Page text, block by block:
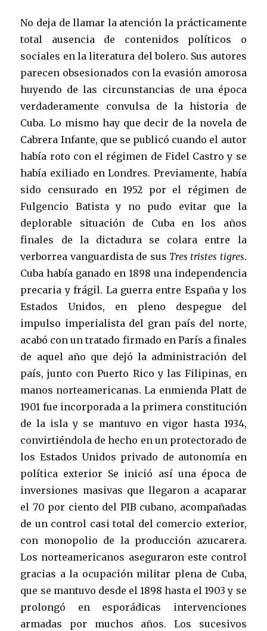
No deja de llamar la atención la prácticamente
total ausencia de contenidos políticos o
sociales en la literatura del bolero. Sus autores
parecen obsesionados con la evasión amorosa
huyendo de las circunstancias de una época
verdaderamente convulsa de la historia de
Cuba. Lo mismo hay que decir de la novela de
Cabrera Infante, que se publicó cuando el autor
había roto con el régimen de Fidel Castro y se
había exiliado en Londres. Previamente, había
sido censurado en 1952 por el régimen de
Fulgencio Batista y no pudo evitar que la
deplorable situación de Cuba en los años
finales de la dictadura se colara entre la
verborrea vanguardista de sus Tres tristes tigres.
Cuba había ganado en 1898 una independencia
precaria y frágil. La guerra entre España y los
Estados Unidos, en pleno despegue del
impulso imperialista del gran país del norte,
acabó con un tratado firmado en París a finales
de aquel año que dejó la administración del
país, junto con Puerto Rico y las Filipinas, en
manos norteamericanas. La enmienda Platt de
1901 fue incorporada a la primera constitución
de la isla y se mantuvo en vigor hasta 1934,
convirtiéndola de hecho en un protectorado de
los Estados Unidos privado de autonomía en
política exterior Se inició así una época de
inversiones masivas que llegaron a acaparar
el 70 por ciento del PIB cubano, acompañadas
de un control casi total del comercio exterior,
con monopolio de la producción azucarera.
Los norteamericanos aseguraron este control
gracias a la ocupación militar plena de Cuba,
que se mantuvo desde el 1898 hasta el 1903 y se
prolongó en esporádicas intervenciones
armadas por muchos años. Los sucesivos